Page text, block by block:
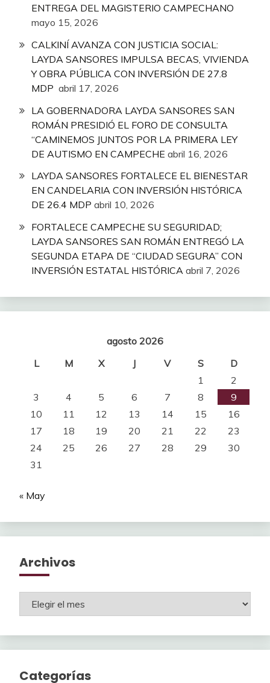
ENTREGA DEL MAGISTERIO CAMPECHANO
mayo 15, 2026
CALKINÍ AVANZA CON JUSTICIA SOCIAL:
LAYDA SANSORES IMPULSA BECAS, VIVIENDA
Y OBRA PÚBLICA CON INVERSIÓN DE 27.8
MDP abril 17, 2026
LA GOBERNADORA LAYDA SANSORES SAN
ROMÁN PRESIDIÓ EL FORO DE CONSULTA
“CAMINEMOS JUNTOS POR LA PRIMERA LEY
DE AUTISMO EN CAMPECHE abril 16, 2026
LAYDA SANSORES FORTALECE EL BIENESTAR
EN CANDELARIA CON INVERSIÓN HISTÓRICA
DE 26.4 MDP abril 10, 2026
FORTALECE CAMPECHE SU SEGURIDAD;
LAYDA SANSORES SAN ROMÁN ENTREGÓ LA
SEGUNDA ETAPA DE “CIUDAD SEGURA” CON
INVERSIÓN ESTATAL HISTÓRICA abril 7, 2026
agosto 2026
L
M X J V S
D
1
2
3
4 5 6 7 8
9
10
11 12 13 14 15
16
17
18 19 20 21 22
23
24
25 26 27 28 29
30
31
« May
Archivos
Archivos
Categorías